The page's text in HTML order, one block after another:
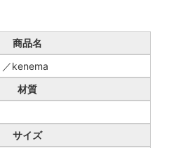
商品名
kenema
材質
サイズ